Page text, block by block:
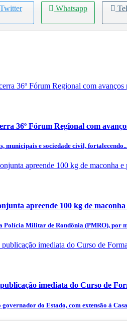
Twitter Whatsapp
36º Fórum Regional com
municipais e sociedade civil,
apreende 100 kg de
Polícia Militar de Rondônia (PMRO), por
imediata do Curso de
do Estado, com extensão à